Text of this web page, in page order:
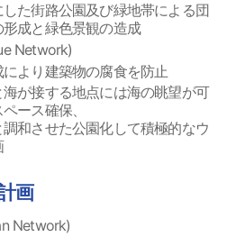
た街路公園及び緑地帯による団
成と緑色景観の造成
Network)
より建築物の腐食を防止
が接する地点には海の眺望が可
ース確保、
和させた公園化して積極的なウ
画
Network)